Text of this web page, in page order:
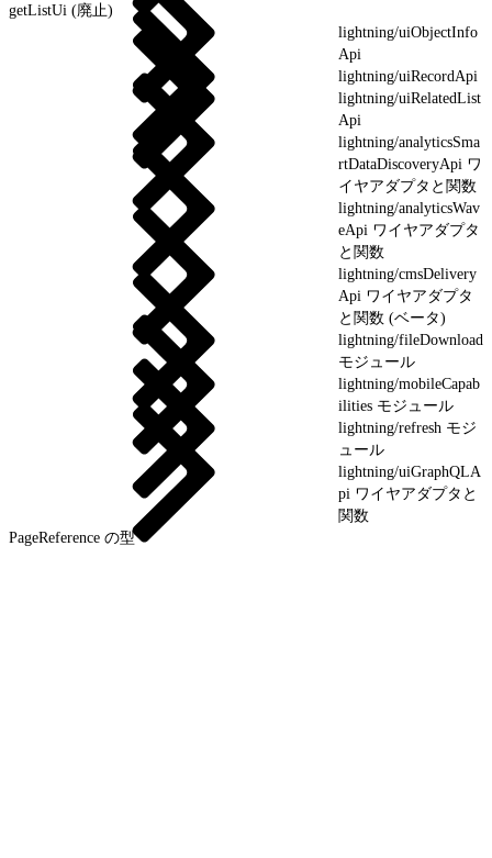
getListUi (廃止)
lightning/uiObjectInfo
Api
lightning/uiRecordApi
lightning/uiRelatedList
Api
lightning/analyticsSma
rtDataDiscoveryApi ワ
イヤアダプタと関数
lightning/analyticsWav
eApi ワイヤアダプタ
と関数
lightning/cmsDelivery
Api ワイヤアダプタ
と関数 (ベータ)
lightning/fileDownload
モジュール
lightning/mobileCapab
ilities モジュール
lightning/refresh モジ
ュール
lightning/uiGraphQLA
pi ワイヤアダプタと
関数
PageReference の型